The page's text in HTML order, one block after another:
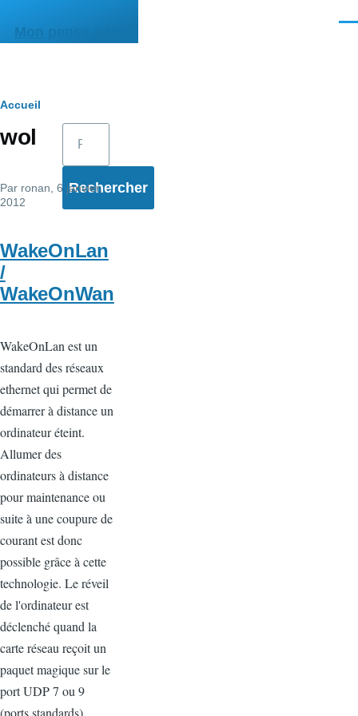
Mon pense-bête
Fil
d'Ariane
Accueil
wol
Par ronan , 6 janvier,
2012
WakeOnLan
/
WakeOnWan
WakeOnLan est un
standard des réseaux
ethernet qui permet de
démarrer à distance un
ordinateur éteint.
Allumer des
ordinateurs à distance
pour maintenance ou
suite à une coupure de
courant est donc
possible grâce à cette
technologie. Le réveil
de l'ordinateur est
déclenché quand la
carte réseau reçoit un
paquet magique sur le
port UDP 7 ou 9
(ports standards).